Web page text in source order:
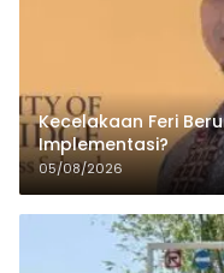
Kecelakaan Feri
Implementasi?
05/08/2026